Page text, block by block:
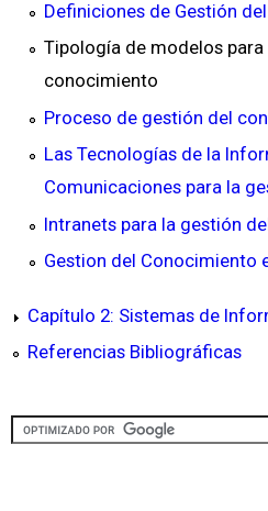
Definiciones de Gestión
Tipología de modelos
conocimiento
Proceso de gestión del
Las Tecnologías de la
Comunicaciones para la
Intranets para la gestión
Gestion del Conocimiento
Capítulo 2: Sistemas de
Referencias Bibliográficas